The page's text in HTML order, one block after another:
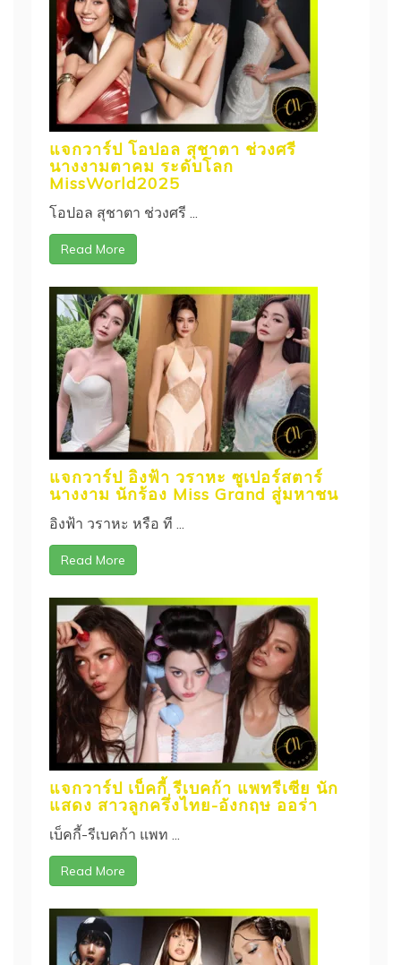
แจกวาร์ป โอปอล สุชาตา ช่วงศรี
นางงามตาคม ระดับโลก
MissWorld2025
โอปอล สุชาตา ช่วงศรี ...
Read More
แจกวาร์ป อิงฟ้า วราหะ ซูเปอร์สตาร์
นางงาม นักร้อง Miss Grand สู่มหาชน
อิงฟ้า วราหะ หรือ ที ...
Read More
แจกวาร์ป เบ็คกี้ รีเบคก้า แพทรีเซีย นัก
แสดง สาวลูกครึ่งไทย-อังกฤษ ออร่า
เบ็คกี้-รีเบคก้า แพท ...
Read More